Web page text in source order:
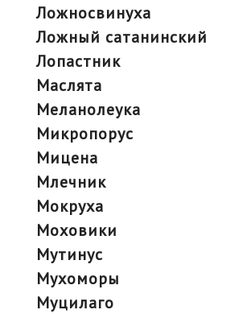
ложносвинуха
ложный сатанинский
лопастник
маслята
меланолеука
микропорус
мицена
млечник
мокруха
моховики
мутинус
мухоморы
муцилаго